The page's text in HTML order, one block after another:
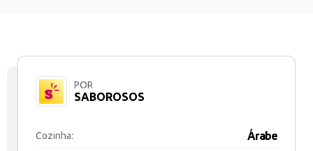
POR
SABOROSOS
Cozinha: Árabe